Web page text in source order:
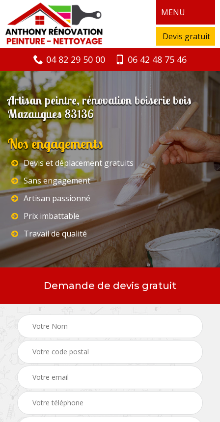
MENU
Devis gratuit
04 82 29 50 00 06 42 48 75 46
Artisan peintre, rénovation boiserie bois
Mazaugues 83136
Nos engagements
Devis et déplacement gratuits
Sans engagement
Artisan passionné
Prix imbattable
Travail de qualité
Demande de devis gratuit